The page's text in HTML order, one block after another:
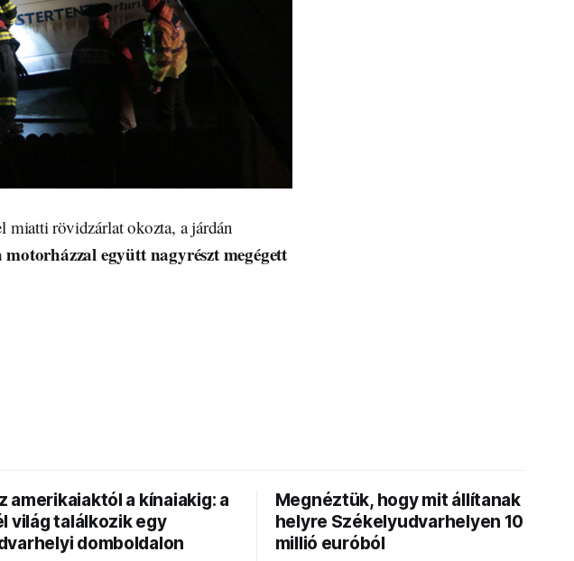
miatti rövidzárlat okozta, a járdán
motorházzal együtt nagyrészt megégett
amerikaiaktól a kínaiakig: a
világ találkozik egy
domboldalon
Megnéztük, hogy mit állítanak
helyre Székelyudvarhelyen 10
millió euróból